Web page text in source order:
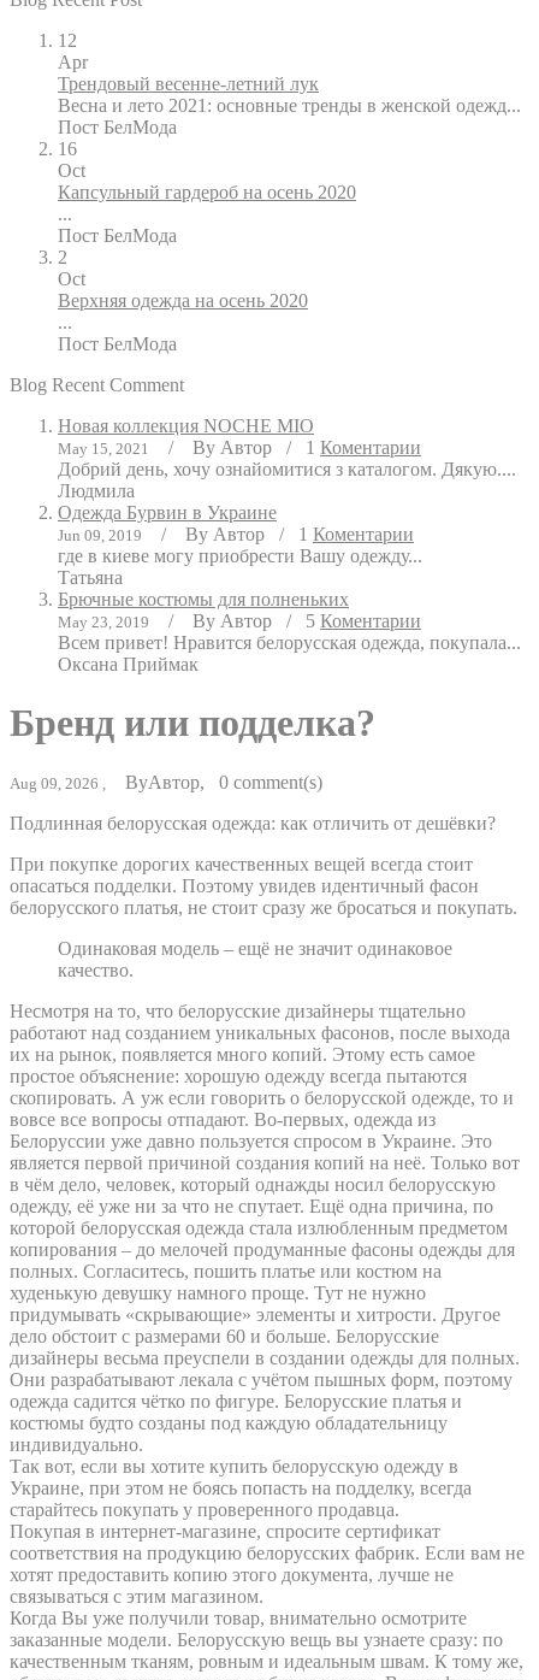
12
Apr
Трендовый весенне-летний лук
Весна и лето 2021: основные тренды в женской одежд...
Пост БелМода
16
Oct
Капсульный гардероб на осень 2020
...
Пост БелМода
2
Oct
Верхняя одежда на осень 2020
...
Пост БелМода
Blog Recent Comment
Новая коллекция NOCHE MIO
May 15, 2021 / By Автор / 1 Коментарии
Добрий день, хочу ознайомитися з каталогом. Дякую....
Людмила
Одежда Бурвин в Украине
Jun 09, 2019 / By Автор / 1 Коментарии
где в киеве могу приобрести Вашу одежду...
Татьяна
Брючные костюмы для полненьких
May 23, 2019 / By Автор / 5 Коментарии
Всем привет! Нравится белорусская одежда, покупала...
Оксана Приймак
Бренд или подделка?
Aug 09, 2026 , ByАвтор, 0 comment(s)
Подлинная белорусская одежда: как отличить от дешёвки?
При покупке дорогих качественных вещей всегда стоит
опасаться подделки. Поэтому увидев идентичный фасон
белорусского платья, не стоит сразу же бросаться и покупать.
Одинаковая модель – ещё не значит одинаковое
качество.
Несмотря на то, что белорусские дизайнеры тщательно
работают над созданием уникальных фасонов, после выхода
их на рынок, появляется много копий. Этому есть самое
простое объяснение: хорошую одежду всегда пытаются
скопировать. А уж если говорить о белорусской одежде, то и
вовсе все вопросы отпадают. Во-первых, одежда из
Белоруссии уже давно пользуется спросом в Украине. Это
является первой причиной создания копий на неё. Только вот
в чём дело, человек, который однажды носил белорусскую
одежду, её уже ни за что не спутает. Ещё одна причина, по
которой белорусская одежда стала излюбленным предметом
копирования – до мелочей продуманные фасоны одежды для
полных. Согласитесь, пошить платье или костюм на
худенькую девушку намного проще. Тут не нужно
придумывать «скрывающие» элементы и хитрости. Другое
дело обстоит с размерами 60 и больше. Белорусские
дизайнеры весьма преуспели в создании одежды для полных.
Они разрабатывают лекала с учётом пышных форм, поэтому
одежда садится чётко по фигуре. Белорусские платья и
костюмы будто созданы под каждую обладательницу
индивидуально.
Так вот, если вы хотите купить белорусскую одежду в
Украине, при этом не боясь попасть на подделку, всегда
старайтесь покупать у проверенного продавца.
Покупая в интернет-магазине, спросите сертификат
соответствия на продукцию белорусских фабрик. Если вам не
хотят предоставить копию этого документа, лучше не
связываться с этим магазином.
Когда Вы уже получили товар, внимательно осмотрите
заказанные модели. Белорусскую вещь вы узнаете сразу: по
качественным тканям, ровным и идеальным швам. К тому же,